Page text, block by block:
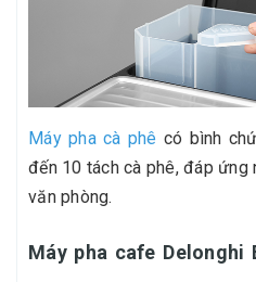
Máy pha cà phê có bình
đến 10 tách cà phê, đáp ứng
văn phòng.
Máy pha cafe Delonghi